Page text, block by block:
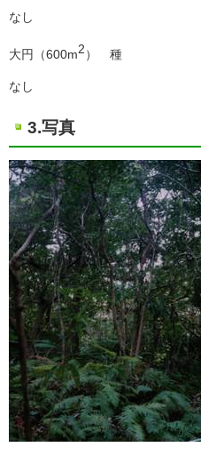
なし
大円（600m2） 種
なし
3.写真